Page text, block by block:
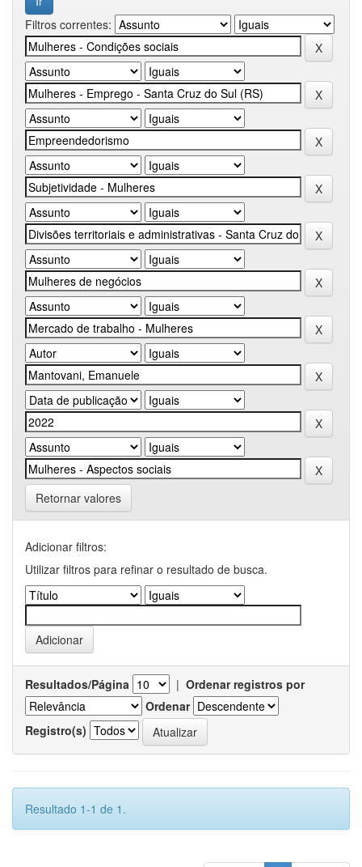
Filtros correntes:
Retornar valores
Adicionar filtros:
Utilizar filtros para refinar o resultado de busca.
Resultados/Página | Ordenar registros por
Ordenar
Registro(s)
Resultado 1-1 de 1.